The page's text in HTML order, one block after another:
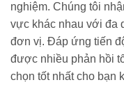
nghiệm. Chúng tôi
vực khác nhau với đa
đơn vị. Đáp ứng tiến
được nhiều phản hồi
chọn tốt nhất cho bạn